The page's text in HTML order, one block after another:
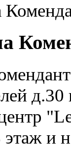
д.30
этаж и